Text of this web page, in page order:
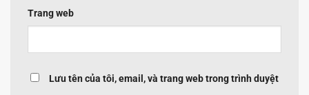
Trang web
Lưu tên của tôi, email, và trang web trong trình duyệt